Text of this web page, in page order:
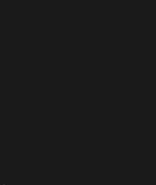
Oturum: TİCARİ